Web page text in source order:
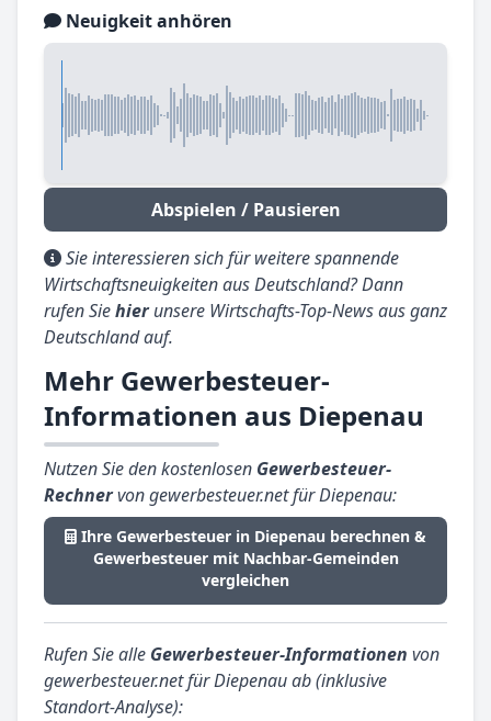
Neuigkeit anhören
Abspielen / Pausieren
Sie interessieren sich für weitere spannende
Wirtschaftsneuigkeiten aus Deutschland? Dann
rufen Siehierunsere Wirtschafts-Top-News aus ganz
Deutschland auf.
Mehr Gewerbesteuer-
Informationen aus Diepenau
Nutzen Sie den kostenlosen Gewerbesteuer-
Rechnervon gewerbesteuer.net für Diepenau:
Ihre Gewerbesteuer in Diepenau berechnen &
Gewerbesteuer mit Nachbar-Gemeinden
vergleichen
Rufen Sie alle Gewerbesteuer-Informationen von
gewerbesteuer.net für Diepenau ab (inklusive
Standort-Analyse):